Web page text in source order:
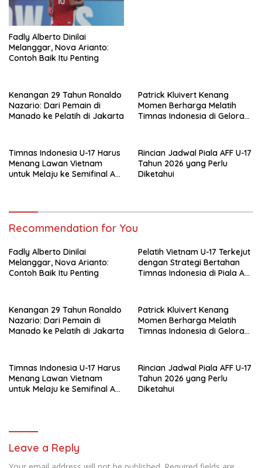
Fadly Alberto Dinilai
Melanggar, Nova Arianto:
Contoh Baik Itu Penting
Kenangan 29 Tahun Ronaldo
Nazario: Dari Pemain di
Manado ke Pelatih di Jakarta
Patrick Kluivert Kenang
Momen Berharga Melatih
Timnas Indonesia di Gelora
Timnas Indonesia U-17 Harus
Menang Lawan Vietnam
untuk Melaju ke Semifinal AFF
Rincian Jadwal Piala AFF U-17
Tahun 2026 yang Perlu
Diketahui
Recommendation for You
Fadly Alberto Dinilai
Melanggar, Nova Arianto:
Contoh Baik Itu Penting
Pelatih Vietnam U-17 Terkejut
dengan Strategi Bertahan
Timnas Indonesia di Piala AFF
Kenangan 29 Tahun Ronaldo
Nazario: Dari Pemain di
Manado ke Pelatih di Jakarta
Patrick Kluivert Kenang
Momen Berharga Melatih
Timnas Indonesia di Gelora
Timnas Indonesia U-17 Harus
Menang Lawan Vietnam
untuk Melaju ke Semifinal AFF
Rincian Jadwal Piala AFF U-17
Tahun 2026 yang Perlu
Diketahui
Leave a Reply